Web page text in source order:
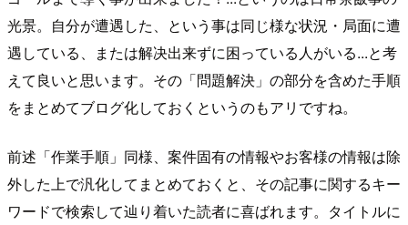
光景。自分が遭遇した、という事は同じ様な状況・局面に遭
遇している、または解决出来ずに困っている人がいる...と考
えて良いと思います。その「問題解決」の部分を含めた手順
をまとめてブログ化しておくというのもアリですね。
前述「作業手順」同様、案件固有の情報やお客様の情報は除
外した上で汎化してまとめておくと、その記事に関するキー
ワードで検索して辿り着いた読者に喜ばれます。タイトルに